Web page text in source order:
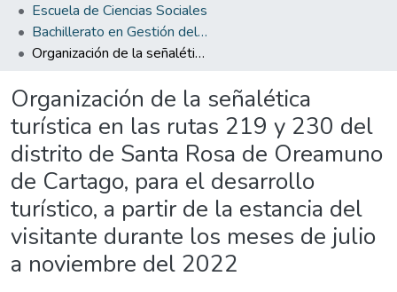
Escuela de Ciencias Sociales
Bachillerato en Gestión del Turismo Sostenible
Organización de la señalética turística en las rutas 219 y 230 del distrito de Santa Rosa de Oreamuno de Cartago, para el desarrollo turístico, a partir de la estancia del visitante durante los meses de julio a noviembre del 2022
Organización de la señalética
turística en las rutas 219 y 230 del
distrito de Santa Rosa de Oreamuno
de Cartago, para el desarrollo
turístico, a partir de la estancia del
visitante durante los meses de julio
a noviembre del 2022